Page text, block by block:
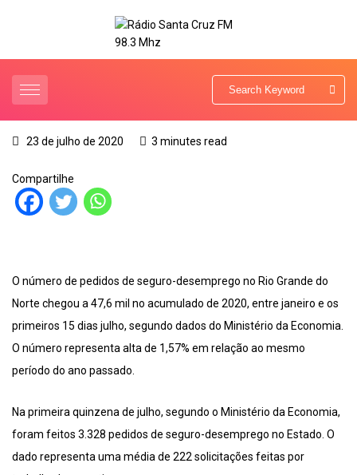
23 de julho de 2020 3 minutes read
Compartilhe
O número de pedidos de seguro-desemprego no Rio Grande do
Norte chegou a 47,6 mil no acumulado de 2020, entre janeiro e os
primeiros 15 dias julho, segundo dados do Ministério da Economia.
O número representa alta de 1,57% em relação ao mesmo
período do ano passado.
Na primeira quinzena de julho, segundo o Ministério da Economia,
foram feitos 3.328 pedidos de seguro-desemprego no Estado. O
dado representa uma média de 222 solicitações feitas por